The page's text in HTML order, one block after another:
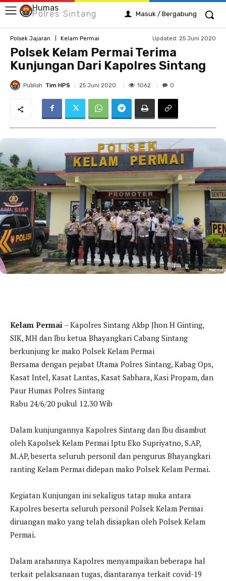
Humas
Polres Sintang Masuk / Bergabung
Polsek Jajaran Kelam Permai Updated: 25 Juni 2020
Polsek Kelam Permai Terima
Kunjungan Dari Kapolres Sintang
Publish Tim HPS 25 Juni 2020 1062 0
Kelam Permai – Kapolres Sintang Akbp Jhon H Ginting,
SIK, MH dan Ibu ketua Bhayangkari Cabang Sintang
berkunjung ke mako Polsek Kelam Permai
Bersama dengan pejabat Utama Polres Sintang, Kabag Ops,
Kasat Intel, Kasat Lantas, Kasat Sabhara, Kasi Propam, dan
Paur Humas Polres Sintang
Rabu 24/6/20 pukul 12.30 Wib
Dalam kunjungannya Kapolres Sintang dan Ibu disambut
oleh Kapolsek Kelam Permai Iptu Eko Supriyatno, S.AP,
M.AP, beserta seluruh personil dan pengurus Bhayangkari
ranting Kelam Permai didepan mako Polsek Kelam Permai.
Kegiatan Kunjungan ini sekaligus tatap muka antara
Kapolres beserta seluruh personil Polsek Kelam Permai
diruangan mako yang telah disiapkan oleh Polsek Kelam
Permai.
Dalam arahannya Kapolres menyampaikan beberapa hal
terkait pelaksanaan tugas, diantaranya terkait covid-19